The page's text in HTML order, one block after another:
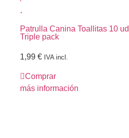
Patrulla Canina Toallitas 10
Triple pack
1,99 € IVA incl.
Comprar
más información